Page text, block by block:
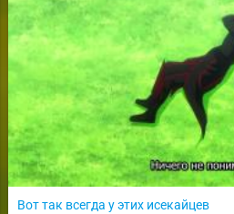
Вот так всегда у этих исекайцев